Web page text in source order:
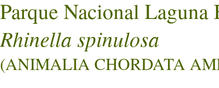
Parque Nacional Laguna
Rhinella spinulosa
(ANIMALIA CHORDATA